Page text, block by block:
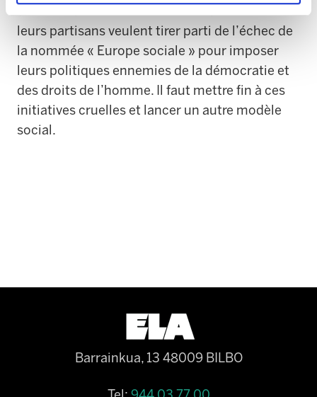
discriminatoires. Les forces néofascistes et
leurs partisans veulent tirer parti de l’échec de
la nommée « Europe sociale » pour imposer
leurs politiques ennemies de la démocratie et
des droits de l’homme. Il faut mettre fin à ces
initiatives cruelles et lancer un autre modèle
social.
Barrainkua, 13 48009 BILBO